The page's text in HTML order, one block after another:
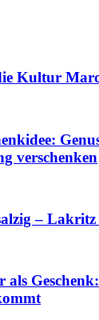
Kultur
verschenken
– Lakritz
als